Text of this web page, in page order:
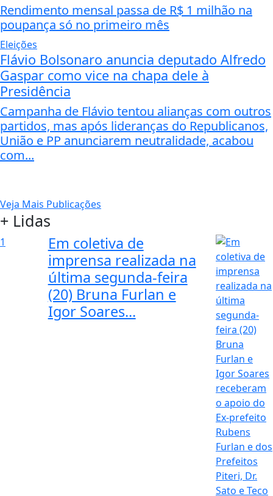
Rendimento mensal passa de R$ 1 milhão na
poupança só no primeiro mês
Eleições
Flávio Bolsonaro anuncia deputado Alfredo
Gaspar como vice na chapa dele à
Presidência
Campanha de Flávio tentou alianças com outros
partidos, mas após lideranças do Republicanos,
União e PP anunciarem neutralidade, acabou
com...
Veja Mais Publicações
+ Lidas
1
Em coletiva de
imprensa realizada na
última segunda-feira
(20) Bruna Furlan e
Igor Soares...